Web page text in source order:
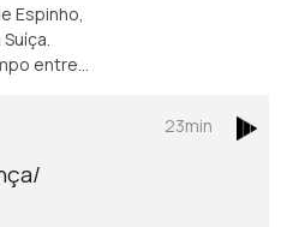
Espinho,
entre
23min